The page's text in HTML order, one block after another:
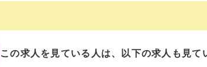
この求人を見ている人は、以下の求人も見て